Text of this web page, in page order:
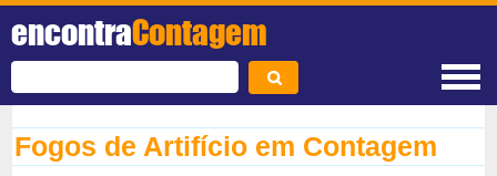
encontraContagem
Fogos de Artifício em Contagem